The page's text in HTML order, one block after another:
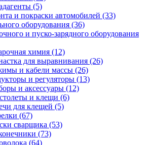
(5)
и покраски автомобилей (33)
оборудования (36)
и пуско-зарядного оборудования
химия (12)
для выравнивания (26)
и кабели массы (26)
и регуляторы (13)
и аксессуары (12)
и клещи (6)
для клещей (5)
(67)
сварщика (53)
(73)
(64)